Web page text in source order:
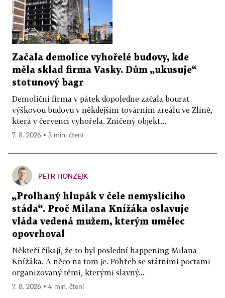
Začala demolice vyhořelé budovy, kde
měla sklad firma Vasky. Dům „ukusuje“
stotunový bagr
Demoliční firma v pátek dopoledne začala bourat
výškovou budovu v někdejším továrním areálu ve Zlíně,
která v červenci vyhořela. Zničený objekt...
7. 8. 2026 ▪ 3 min. čtení
PETR HONZEJK
„Prolhaný hlupák v čele nemyslícího
stáda“. Proč Milana Knížáka oslavuje
vláda vedená mužem, kterým umělec
opovrhoval
Někteří říkají, že to byl poslední happening Milana
Knížáka. A něco na tom je. Pohřeb se státními poctami
organizovaný těmi, kterými slavný...
7. 8. 2026 ▪ 4 min. čtení